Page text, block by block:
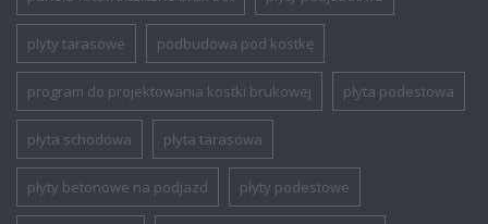
plyty tarasowe podbudowa pod kostkę
program do projektowania kostki brukowej płyta podestowa
płyta schodowa płyta tarasowa
płyty betonowe na podjazd płyty podestowe